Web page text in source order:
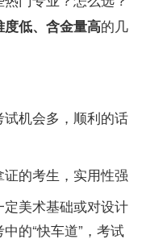
度低、含金量高的几
机会多， 顺利的话
的考生，实用性强
美术基础或对设计
的“快车道”，考试